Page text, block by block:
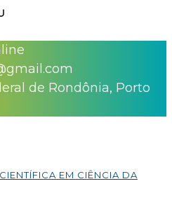
de Rondônia, Porto
EM CIÊNCIA DA